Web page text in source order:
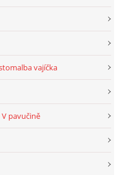
vajíčka
pavučině